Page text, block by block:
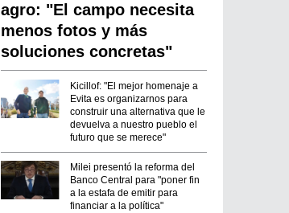
agro: "El campo necesita
menos fotos y más
soluciones concretas"
Kicillof: "El mejor homenaje a
Evita es organizarnos para
construir una alternativa que le
devuelva a nuestro pueblo el
futuro que se merece"
Milei presentó la reforma del
Banco Central para "poner fin
a la estafa de emitir para
financiar a la política"